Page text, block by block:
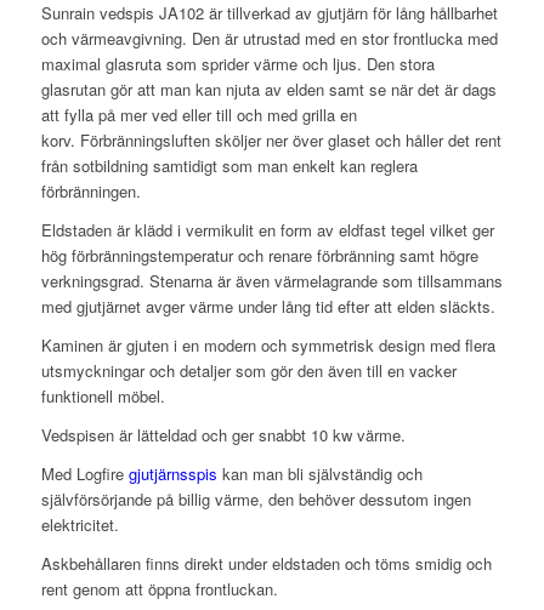
Sunrain vedspis JA102 är tillverkad av gjutjärn för lång hållbarhet
och värmeavgivning. Den är utrustad med en stor frontlucka med
maximal glasruta som sprider värme och ljus. Den stora
glasrutan gör att man kan njuta av elden samt se när det är dags
att fylla på mer ved eller till och med grilla en
korv. Förbränningsluften sköljer ner över glaset och håller det rent
från sotbildning samtidigt som man enkelt kan reglera
förbränningen.
Eldstaden är klädd i vermikulit en form av eldfast tegel vilket ger
hög förbränningstemperatur och renare förbränning samt högre
verkningsgrad. Stenarna är även värmelagrande som tillsammans
med gjutjärnet avger värme under lång tid efter att elden släckts.
Kaminen är gjuten i en modern och symmetrisk design med flera
utsmyckningar och detaljer som gör den även till en vacker
funktionell möbel.
Vedspisen är lätteldad och ger snabbt 10 kw värme.
Med Logfire gjutjärnsspis kan man bli självständig och
självförsörjande på billig värme, den behöver dessutom ingen
elektricitet.
Askbehållaren finns direkt under eldstaden och töms smidig och
rent genom att öppna frontluckan.